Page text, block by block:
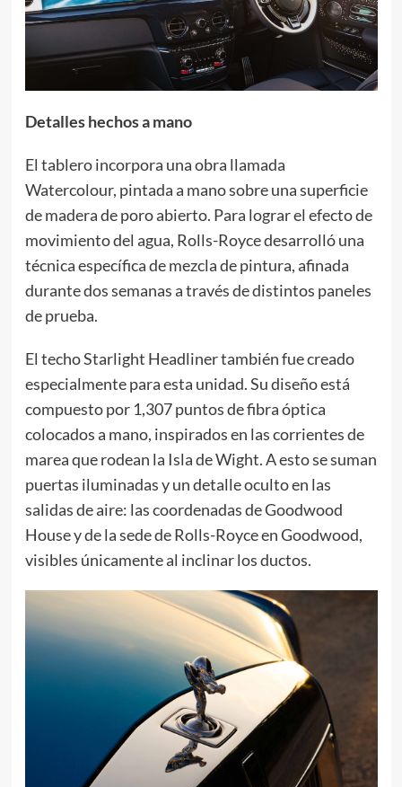
Detalles hechos a mano
El tablero incorpora una obra llamada
Watercolour, pintada a mano sobre una superficie
de madera de poro abierto. Para lograr el efecto de
movimiento del agua, Rolls-Royce desarrolló una
técnica específica de mezcla de pintura, afinada
durante dos semanas a través de distintos paneles
de prueba.
El techo Starlight Headliner también fue creado
especialmente para esta unidad. Su diseño está
compuesto por 1,307 puntos de fibra óptica
colocados a mano, inspirados en las corrientes de
marea que rodean la Isla de Wight. A esto se suman
puertas iluminadas y un detalle oculto en las
salidas de aire: las coordenadas de Goodwood
House y de la sede de Rolls-Royce en Goodwood,
visibles únicamente al inclinar los ductos.